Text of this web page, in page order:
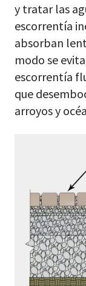
y tratar las
escorrentía
absorban
modo se
escorrentía
que
arroyos y